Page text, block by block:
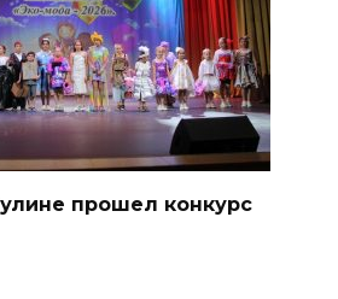
прошел конкурс